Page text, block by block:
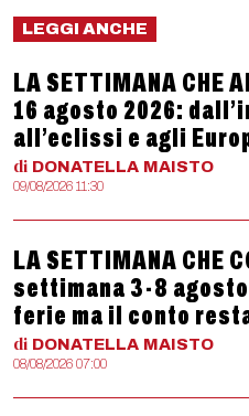
LEGGI ANCHE
LA SETTIMANA CHE
16 agosto 2026:
all’eclissi e agli
di DONATELLA MAISTO
09/08/2026 11:30
LA SETTIMANA CHE
settimana 3-8
ferie ma il conto
di DONATELLA MAISTO
08/08/2026 07:00